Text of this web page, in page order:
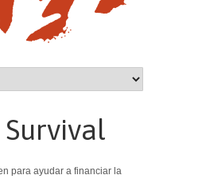
para ayudar a financiar la